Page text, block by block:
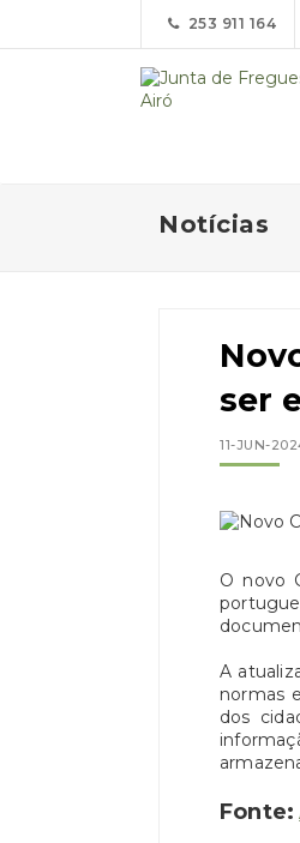
253 911 164
Notícias
ser
11-JUN-
O novo
A
normas
dos
Fonte: